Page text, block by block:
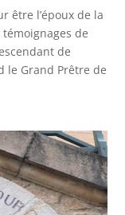
être l’époux de la
de
de
le Grand Prêtre de